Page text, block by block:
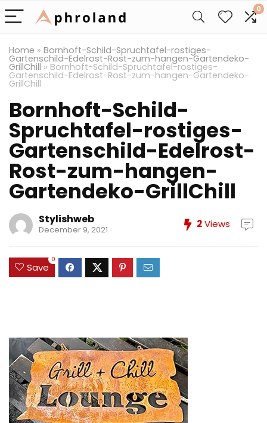
0
Home » Bornhoft-Schild-Spruchtafel-rostiges-
Gartenschild-Edelrost-Rost-zum-hangen-Gartendeko-
GrillChill » Bornhoft-Schild-Spruchtafel-rostiges-
Gartenschild-Edelrost-Rost-zum-hangen-Gartendeko-
GrillChill
Bornhoft-Schild-
Spruchtafel-rostiges-
Gartenschild-Edelrost-
Rost-zum-hangen-
Gartendeko-GrillChill
Stylishweb
December 9, 2021 2Views
Save
0